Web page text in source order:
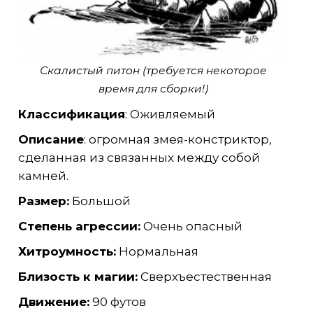
Скалистый питон (требуется некоторое
время для сборки!)
Классификация: Оживляемый
Описание: огромная змея-констриктор,
сделанная из связанных между собой
камней.
Размер:Большой
Степень агрессии:Очень опасный
Хитроумность:Нормальная
Близость к магии:Сверхъестественная
Движение:90 футов